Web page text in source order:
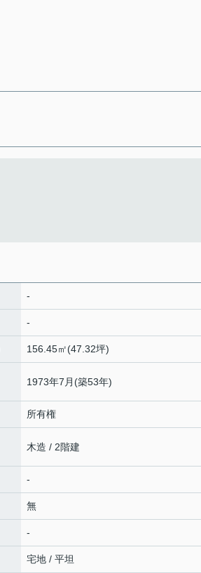
-
-
156.45㎡(47.32坪)
1973年7月(築53年)
所有権
木造 / 2階建
-
無
-
宅地 / 平坦